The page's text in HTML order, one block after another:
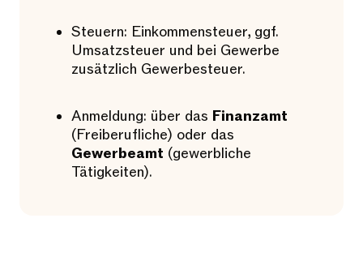
Steuern: Einkommensteuer, ggf.
Umsatzsteuer und bei Gewerbe
zusätzlich Gewerbesteuer.
Anmeldung: über das Finanzamt
(Freiberufliche) oder das
Gewerbeamt (gewerbliche
Tätigkeiten).